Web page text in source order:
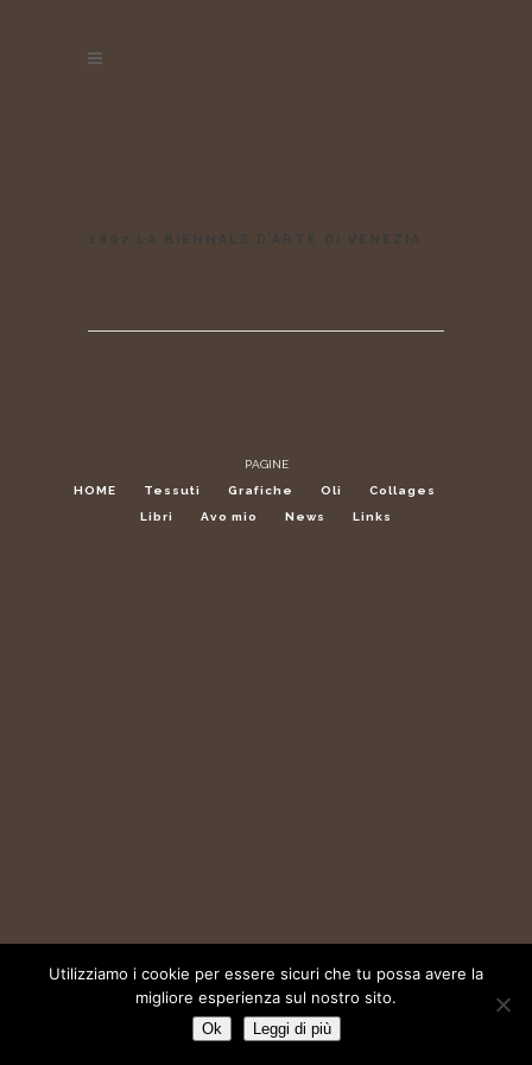
PAGINE
HOME
Tessuti Grafiche Oli
Collages
Libri
Avo mio News Links
Utilizziamo i cookie per essere sicuri che tu possa avere la
migliore esperienza sul nostro sito.
Ok Leggi di più